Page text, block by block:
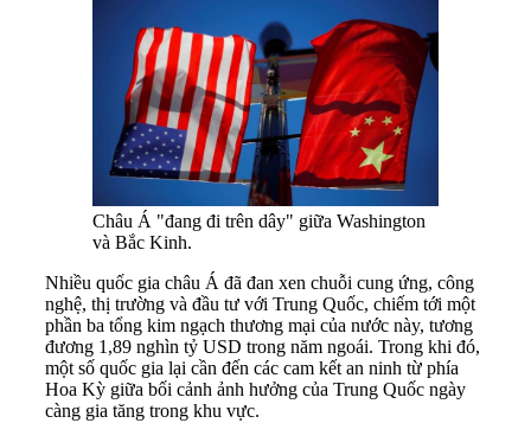
Châu Á "đang đi trên dây" giữa Washington
và Bắc Kinh.
Nhiều quốc gia châu Á đã đan xen chuỗi cung ứng, công
nghệ, thị trường và đầu tư với Trung Quốc, chiếm tới một
phần ba tổng kim ngạch thương mại của nước này, tương
đương 1,89 nghìn tỷ USD trong năm ngoái. Trong khi đó,
một số quốc gia lại cần đến các cam kết an ninh từ phía
Hoa Kỳ giữa bối cảnh ảnh hưởng của Trung Quốc ngày
càng gia tăng trong khu vực.